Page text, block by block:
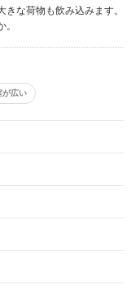
な荷物も飲み込みます。
が広い